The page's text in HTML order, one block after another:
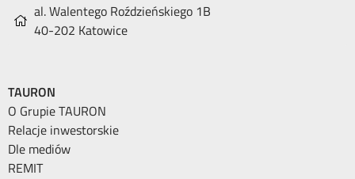
al. Walentego Roździeńskiego 1B
40-202 Katowice
TAURON
O Grupie TAURON
Relacje inwestorskie
Dle mediów
REMIT